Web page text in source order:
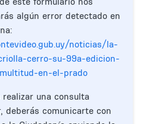
algún error detectado en
noticias/la-
cerro-su-99a-edicion-
en-el-prado
realizar una consulta
deberás comunicarte con